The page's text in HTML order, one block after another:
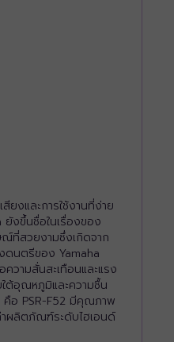
ยงและการใช้งานที่ง่าย
งขึ้นชื่อในเรื่องของ
ที่สวยงามซึ่งเกิดจาก
งดนตรีของ Yamaha
วามสั่นสะเทือนและแรง
ต้อุณหภูมิและความชื้น
อ PSR-F52 มีคุณภาพ
าผลิตภัณฑ์ระดับไฮเอนด์